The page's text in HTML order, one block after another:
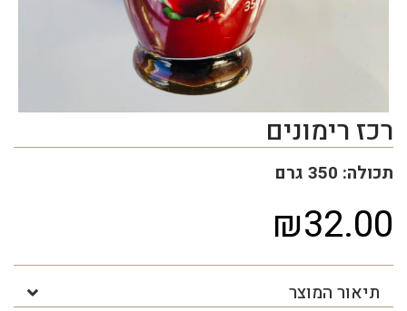
רכז רימונים
תכולה: 350 גרם
₪32.00
תיאור המוצר